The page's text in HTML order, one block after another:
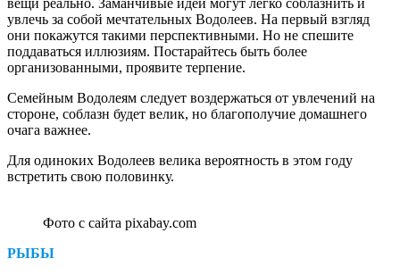
увлечь за собой мечтательных Водолеев. На первый взгляд
они покажутся такими перспективными. Но не спешите
поддаваться иллюзиям. Постарайтесь быть более
организованными, проявите терпение.
Семейным Водолеям следует воздержаться от увлечений на
стороне, соблазн будет велик, но благополучие домашнего
очага важнее.
Для одиноких Водолеев велика вероятность в этом году
встретить свою половинку.
Фото с сайта pixabay.com
РЫБЫ